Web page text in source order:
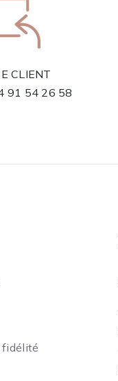
CLIENT
91 54 26 58
fidélité